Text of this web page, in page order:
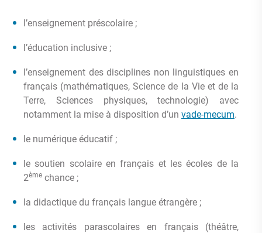
l’enseignement préscolaire ;
l’éducation inclusive ;
l’enseignement des disciplines non linguistiques en
français (mathématiques, Science de la Vie et de la
Terre, Sciences physiques, technologie) avec
notamment la mise à disposition d’un vade-mecum.
le numérique éducatif ;
le soutien scolaire en français et les écoles de la
2ème chance ;
la didactique du français langue étrangère ;
les activités parascolaires en français (théâtre,